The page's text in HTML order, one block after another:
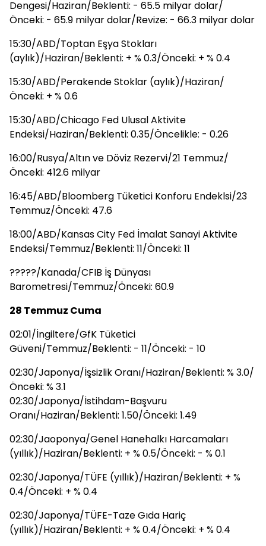
Dengesi/Haziran/Beklenti: - 65.5 milyar dolar/
Önceki: - 65.9 milyar dolar/Revize: - 66.3 milyar dolar
15:30/ABD/Toptan Eşya Stokları
(aylık)/Haziran/Beklenti: + % 0.3/Önceki: + % 0.4
15:30/ABD/Perakende Stoklar (aylık)/Haziran/
Önceki: + % 0.6
15:30/ABD/Chicago Fed Ulusal Aktivite
Endeksi/Haziran/Beklenti: 0.35/Öncelikle: - 0.26
16:00/Rusya/Altın ve Döviz Rezervi/21 Temmuz/
Önceki: 412.6 milyar
16:45/ABD/Bloomberg Tüketici Konforu Endeklsi/23
Temmuz/Önceki: 47.6
18:00/ABD/Kansas City Fed İmalat Sanayi Aktivite
Endeksi/Temmuz/Beklenti: 11/Önceki: 11
?????/Kanada/CFIB İş Dünyası
Barometresi/Temmuz/Önceki: 60.9
28 Temmuz Cuma
02:01/İngiltere/GfK Tüketici
Güveni/Temmuz/Beklenti: - 11/Önceki: - 10
02:30/Japonya/İşsizlik Oranı/Haziran/Beklenti: % 3.0/
Önceki: % 3.1
02:30/Japonya/İstihdam-Başvuru
Oranı/Haziran/Beklenti: 1.50/Önceki: 1.49
02:30/Jaoponya/Genel Hanehalkı Harcamaları
(yıllık)/Haziran/Beklenti: + % 0.5/Önceki: - % 0.1
02:30/Japonya/TÜFE (yıllık)/Haziran/Beklenti: + %
0.4/Önceki: + % 0.4
02:30/Japonya/TÜFE-Taze Gıda Hariç
(yıllık)/Haziran/Beklenti: + % 0.4/Önceki: + % 0.4